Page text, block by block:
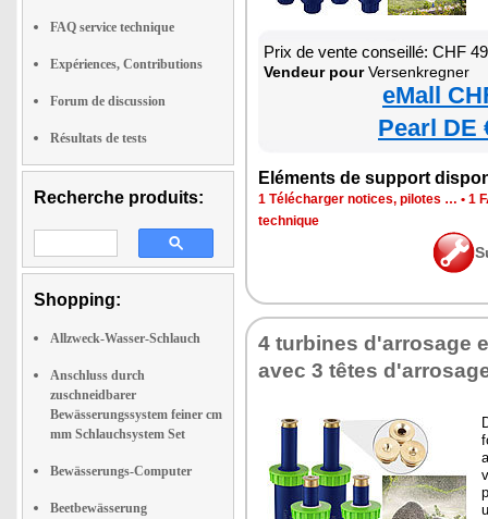
FAQ service technique
Expériences, Contributions
Forum de discussion
Résultats de tests
Recherche produits:
Shopping:
Allzweck-Wasser-Schlauch
Anschluss durch
zuschneidbarer
Bewässerungssystem feiner cm
mm Schlauchsystem Set
Bewässerungs-Computer
Beetbewässerung
Prix de vente conseillé: CHF
Vendeur pourVersenkregner
eMall
Pearl DE
Eléments de support
1 Télécharger notices, pilotes … • 1
technique
4 turbines d'arrosage
avec 3 têtes